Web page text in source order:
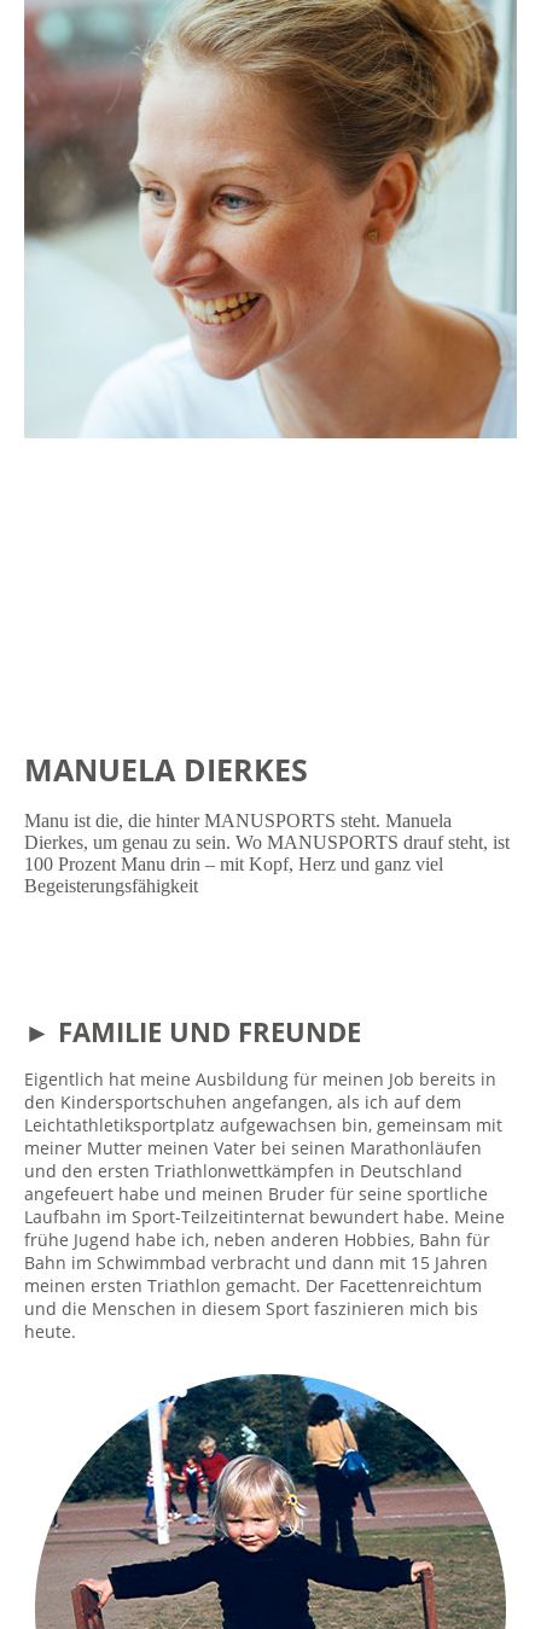
MANUELA DIERKES
Manu ist die, die hinter MANUSPORTS steht. Manuela
Dierkes, um genau zu sein. Wo MANUSPORTS drauf steht, ist
100 Prozent Manu drin – mit Kopf, Herz und ganz viel
Begeisterungsfähigkeit
► FAMILIE UND FREUNDE
Eigentlich hat meine Ausbildung für meinen Job bereits in
den Kindersportschuhen angefangen, als ich auf dem
Leichtathletiksportplatz aufgewachsen bin, gemeinsam mit
meiner Mutter meinen Vater bei seinen Marathonläufen
und den ersten Triathlonwettkämpfen in Deutschland
angefeuert habe und meinen Bruder für seine sportliche
Laufbahn im Sport-Teilzeitinternat bewundert habe. Meine
frühe Jugend habe ich, neben anderen Hobbies, Bahn für
Bahn im Schwimmbad verbracht und dann mit 15 Jahren
meinen ersten Triathlon gemacht. Der Facettenreichtum
und die Menschen in diesem Sport faszinieren mich bis
heute.